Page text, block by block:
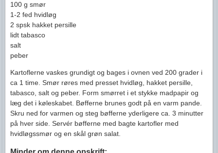
100 g smør
1-2 fed hvidløg
2 spsk hakket persille
lidt tabasco
salt
peber
Kartoflerne vaskes grundigt og bages i ovnen ved 200 grader i
ca 1 time. Smør røres med presset hvidløg, hakket persille,
tabasco, salt og peber. Form smørret i et stykke madpapir og
læg det i køleskabet. Bøfferne brunes godt på en varm pande.
Skru ned for varmen og steg bøfferne yderligere ca. 3 minutter
på hver side. Servér bøfferne med bagte kartofler med
hvidløgssmør og en skål grøn salat.